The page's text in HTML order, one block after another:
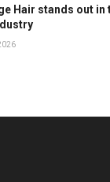
Hair stands out in